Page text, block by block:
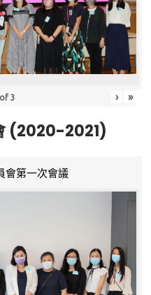
of3 › »
(2020-2021)
會第一次會議